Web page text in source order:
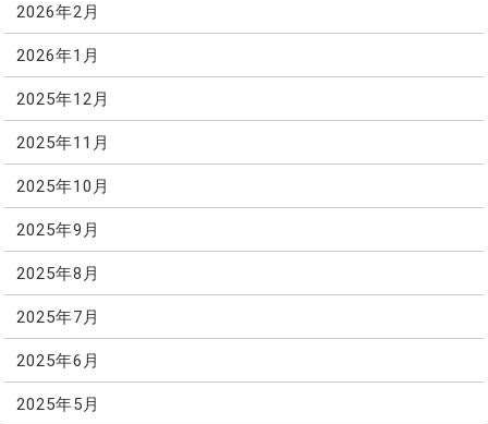
2026年2月
2026年1月
2025年12月
2025年11月
2025年10月
2025年9月
2025年8月
2025年7月
2025年6月
2025年5月